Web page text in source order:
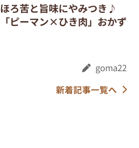
ほろ苦と旨味にやみつき♪
「ピーマン×ひき肉」おかず
goma22
新着記事一覧へ